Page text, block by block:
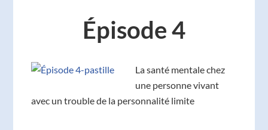
Épisode 4
La santé mentale chez
une personne vivant
avec un trouble de la personnalité limite